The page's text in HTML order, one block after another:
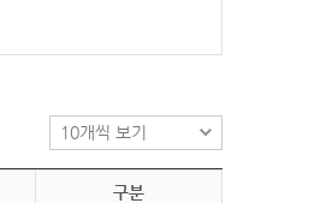
구분